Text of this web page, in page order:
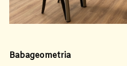
Babageometria